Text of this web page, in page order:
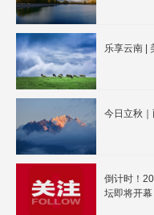
乐享云南 |
今日立秋
倒计时！
坛即将开幕